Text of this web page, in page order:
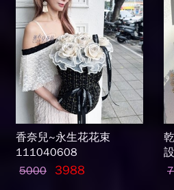
香奈兒~永生花花束
111040608
5000 3988